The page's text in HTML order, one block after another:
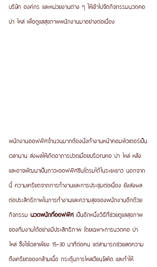
บริษัท องค์กร และหน่วยงานต่าง ๆ ให้เข้าไปจัดกิจกรรมนวดคอ
บ่า ไหล่ เพื่อดูแลสุขภาพพนักงานมาอย่างต่อเนื่อง
พนักงานออฟฟิศจำนวนมากต้องนั่งทำงานหน้าคอมพิวเตอร์เป็น
เวลานาน ส่งผลให้เกิดอาการปวดเมื่อยบริเวณคอ บ่า ไหล่ หลัง
และอาจพัฒนาเป็นภาวะออฟฟิศซินโดรมได้ในระยะยาว นอกจาก
นี้ ความเครียดจากการทำงานและการประชุมต่อเนื่อง ยังส่งผล
ต่อประสิทธิภาพในการทำงานและความสุขของพนักงานอีกด้วย
กิจกรรม นวดพนักที่ออฟฟิศ เป็นอีกหนึ่งวิธีที่ช่วยดูแลสุขภาพ
ของทีมงานได้อย่างมีประสิทธิภาพ โดยเฉพาะการนวดคอ บ่า
ไหล่ ซึ่งใช้เวลาเพียง 15–30 นาทีต่อคน แต่สามารถช่วยลดความ
ตึงเครียดของกล้ามเนื้อ กระตุ้นการไหลเวียนโลหิต และทำให้